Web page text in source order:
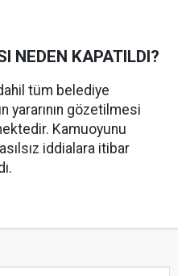
NEDEN KAPATILDI?
tüm belediye
yararının gözetilmesi
Kamuoyunu
iddialara itibar